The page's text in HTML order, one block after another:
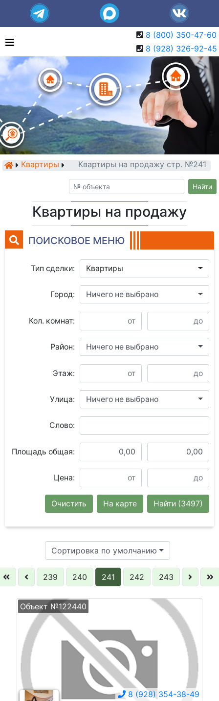
8 (800) 350-47-60
8 (928) 326-92-45
Квартиры Квартиры на продажу стр. №241
Найти
Квартиры на продажу
ПОИСКОВОЕ МЕНЮ
Тип сделки: Квартиры
Город: Ничего не выбрано
Кол. комнат:
Район: Ничего не выбрано
Этаж:
Улица: Ничего не выбрано
Слово:
Площадь общая:
Цена:
Найти (3497)
На карте
Очистить
Сортировка по умолчанию
239 240 241 242 243
Объект №122440
8 (928) 354-38-49